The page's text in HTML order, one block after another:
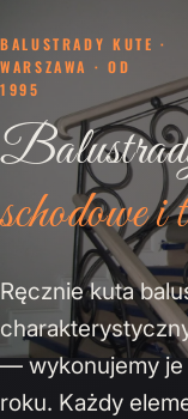
BALUSTRADY KUTE ·
WARSZAWA · OD
1995
schodowe i
Ręcznie kuta
— wykonujemy je
roku. Każdy